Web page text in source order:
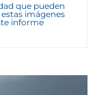
que pueden
imágenes
informe